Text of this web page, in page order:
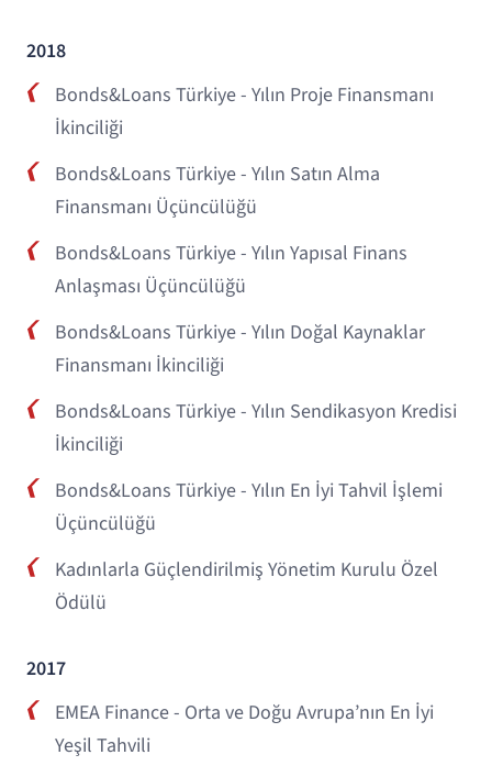
2018
Bonds&Loans Türkiye - Yılın Proje Finansmanı
İkinciliği
Bonds&Loans Türkiye - Yılın Satın Alma
Finansmanı Üçüncülüğü
Bonds&Loans Türkiye - Yılın Yapısal Finans
Anlaşması Üçüncülüğü
Bonds&Loans Türkiye - Yılın Doğal Kaynaklar
Finansmanı İkinciliği
Bonds&Loans Türkiye - Yılın Sendikasyon Kredisi
İkinciliği
Bonds&Loans Türkiye - Yılın En İyi Tahvil İşlemi
Üçüncülüğü
Kadınlarla Güçlendirilmiş Yönetim Kurulu Özel
Ödülü
2017
EMEA Finance - Orta ve Doğu Avrupa’nın En İyi
Yeşil Tahvili